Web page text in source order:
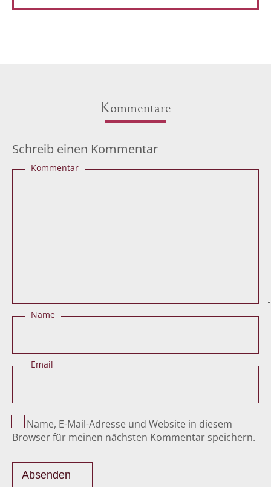
Kommentare
Schreib einen Kommentar
Kommentar
Name
Email
Name, E-Mail-Adresse und Website in diesem
Browser für meinen nächsten Kommentar speichern.